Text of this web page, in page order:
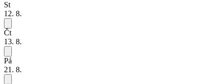
St
12. 8.
Čt
13. 8.
Pá
21. 8.